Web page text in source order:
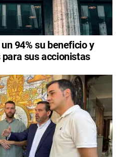
94% su beneficio y
sus accionistas